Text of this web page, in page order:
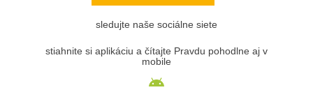
sledujte naše sociálne siete
stiahnite si aplikáciu a čítajte Pravdu pohodlne aj v
mobile